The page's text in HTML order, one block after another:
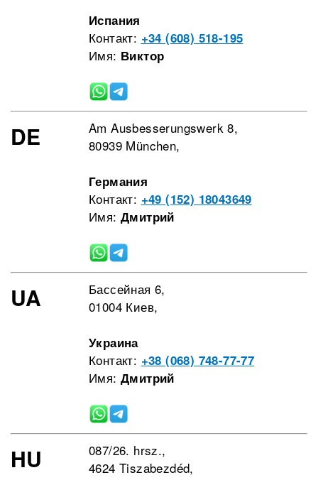
Испания
Контакт: +34 (608) 518-195
Имя: Виктор
DE
Am Ausbesserungswerk 8,
80939 München,
Германия
Контакт: +49 (152) 18043649
Имя: Дмитрий
UA
Бассейная 6,
01004 Киев,
Украина
Контакт: +38 (068) 748-77-77
Имя: Дмитрий
HU
087/26. hrsz.,
4624 Tiszabezdéd,